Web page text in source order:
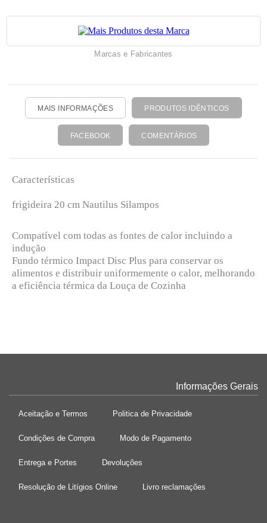
Marcas e Fabricantes
MAIS INFORMAÇÕES PRODUTOS IDÊNTICOS
FACEBOOK COMENTÁRIOS
Características
frigideira 20 cm Nautilus Silampos
Compatível com todas as fontes de calor incluindo a
indução
Fundo térmico Impact Disc Plus para conservar os
alimentos e distribuir uniformemente o calor, melhorando
a eficiência térmica da Louça de Cozinha
Informações Gerais
Aceitação e Termos Politica de Privacidade
Condições de Compra Modo de Pagamento
Entrega e Portes Devoluções
Resolução de Litígios Online Livro reclamações